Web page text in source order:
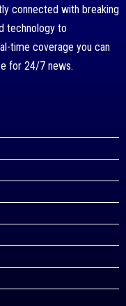
connected with breaking
technology to
time coverage you can
for 24/7 news.